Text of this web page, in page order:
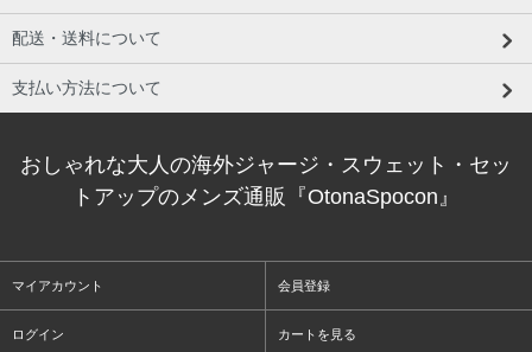
配送・送料について
支払い方法について
おしゃれな大人の海外ジャージ・スウェット・セッ
トアップのメンズ通販『OtonaSpocon』
マイアカウント 会員登録
ログイン カートを見る